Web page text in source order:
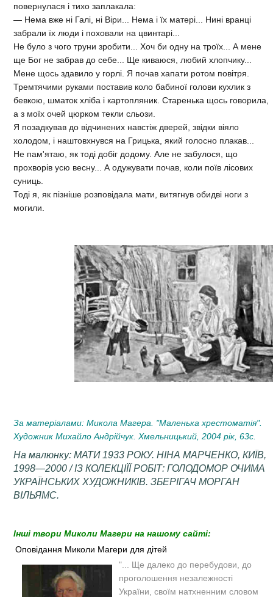
повернулася і тихо заплакала:
— Нема вже ні Галі, ні Віри... Нема і їх матері... Нині вранці
забрали їх люди і поховали на цвинтарі...
Не було з чого труни зробити... Хоч би одну на троїх... А мене
ще Бог не забрав до себе... Ще киваюся, любий хлопчику...
Мене щось здавило у горлі. Я почав хапати ротом повітря.
Тремтячими руками поставив коло бабиної голови кухлик з
бевкою, шматок хліба і картопляник. Старенька щось говорила,
а з моїх очей цюрком текли сльози.
Я позадкував до відчинених навстіж дверей, звідки віяло
холодом, і наштовхнувся на Грицька, який голосно плакав...
Не пам'ятаю, як тоді добіг додому. Але не забулося, що
прохворів усю весну... А одужувати почав, коли поїв лісових
суниць.
Тоді я, як пізніше розповідала мати, витягнув обидві ноги з
могили.
За матеріалами: Микола Магера. "Маленька хрестоматія".
Художник Михайло Андрійчук. Хмельницький, 2004 рік, 63с.
На малюнку: МАТИ 1933 РОКУ. НІНА МАРЧЕНКО, КИЇВ,
1998—2000 / ІЗ КОЛЕКЦІЇЇ РОБІТ: ГОЛОДОМОР ОЧИМА
УКРАЇНСЬКИХ ХУДОЖНИКІВ. ЗБЕРІГАЧ МОРГАН
ВІЛЬЯМС.
Інші твори Миколи Магери на нашому сайті:
Оповідання Миколи Магери для дітей
"... Ще далеко до перебудови, до
проголошення незалежності
України, своїм натхненним словом